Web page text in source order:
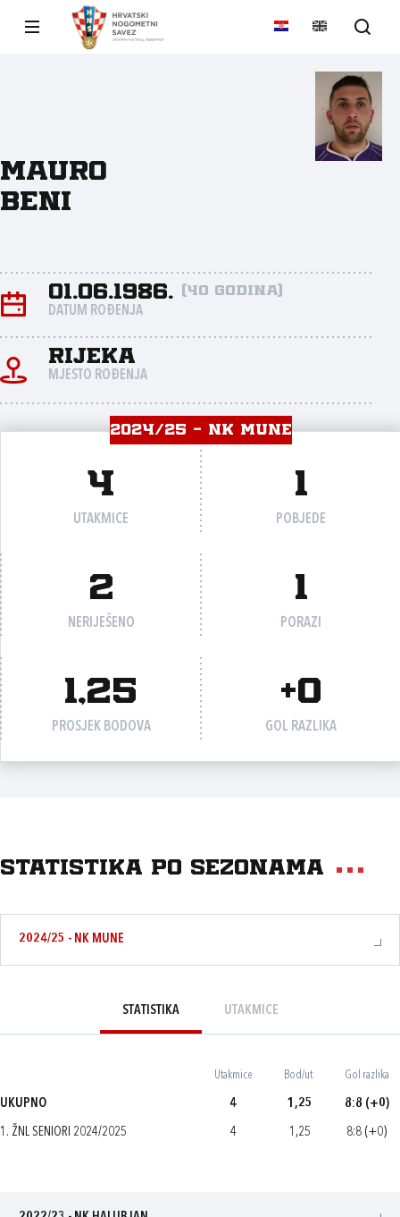
Mauro
Beni
01.06.1986. (40 godina)
DATUM ROĐENJA
Rijeka
MJESTO ROĐENJA
2024/25 - NK MUNE
4
UTAKMICE
1
POBJEDE
2
NERIJEŠENO
1
PORAZI
1,25
PROSJEK BODOVA
+0
GOL RAZLIKA
Statistika po sezonama
2024/25 - NK MUNE
STATISTIKA UTAKMICE
Utakmice Bod/ut. Gol razlika
UKUPNO 4 1,25 8:8 (+0)
1. ŽNL SENIORI 2024/2025 4 1,25 8:8 (+0)